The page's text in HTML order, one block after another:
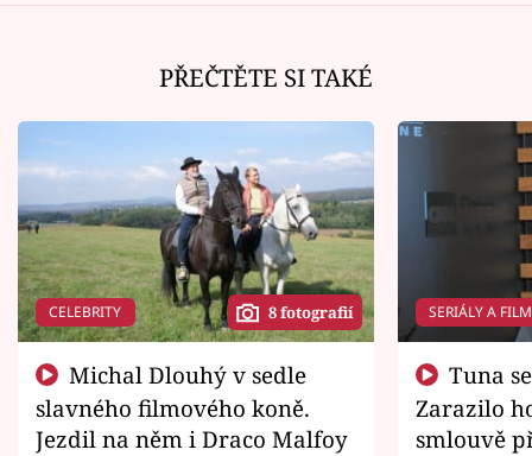
PŘEČTĚTE SI TAKÉ
CELEBRITY 8 fotografií
slavného filmového koně.
Jezdil na něm i Draco Malfoy
SERIÁLY A
Zarazilo
smlouvě